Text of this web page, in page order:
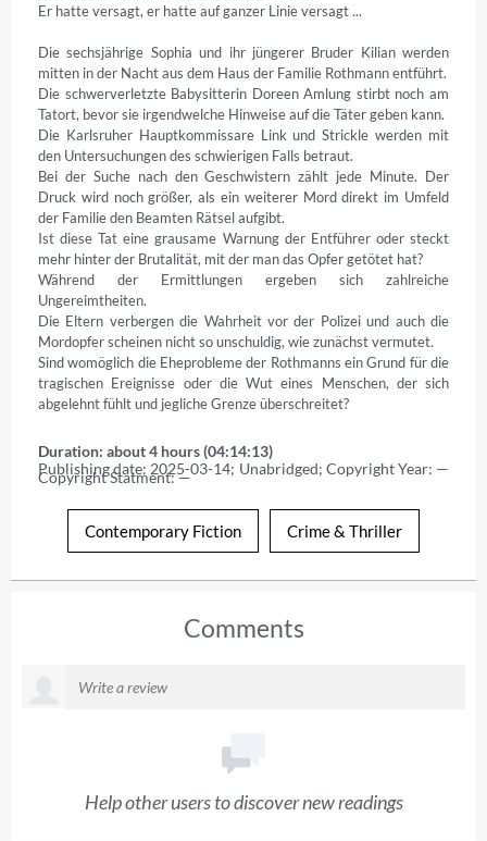
Er hatte versagt, er hatte auf ganzer Linie versagt ...
Die sechsjährige Sophia und ihr jüngerer Bruder Kilian werden
mitten in der Nacht aus dem Haus der Familie Rothmann entführt.
Die schwerverletzte Babysitterin Doreen Amlung stirbt noch am
Tatort, bevor sie irgendwelche Hinweise auf die Täter geben kann.
Die Karlsruher Hauptkommissare Link und Strickle werden mit
den Untersuchungen des schwierigen Falls betraut.
Bei der Suche nach den Geschwistern zählt jede Minute. Der
Druck wird noch größer, als ein weiterer Mord direkt im Umfeld
der Familie den Beamten Rätsel aufgibt.
Ist diese Tat eine grausame Warnung der Entführer oder steckt
mehr hinter der Brutalität, mit der man das Opfer getötet hat?
Während der Ermittlungen ergeben sich zahlreiche
Ungereimtheiten.
Die Eltern verbergen die Wahrheit vor der Polizei und auch die
Mordopfer scheinen nicht so unschuldig, wie zunächst vermutet.
Sind womöglich die Eheprobleme der Rothmanns ein Grund für die
tragischen Ereignisse oder die Wut eines Menschen, der sich
abgelehnt fühlt und jegliche Grenze überschreitet?
Duration: about 4 hours (04:14:13)
Publishing date: 2025-03-14; Unabridged; Copyright Year: —
Copyright Statment: —
Contemporary Fiction Crime & Thriller
Comments
Help other users to discover new readings